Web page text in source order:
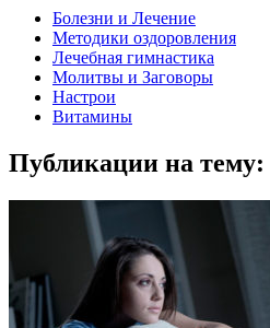
Болезни и Лечение
Методики оздоровления
Лечебная гимнастика
Молитвы и Заговоры
Настрои
Витамины
Публикации на тему: